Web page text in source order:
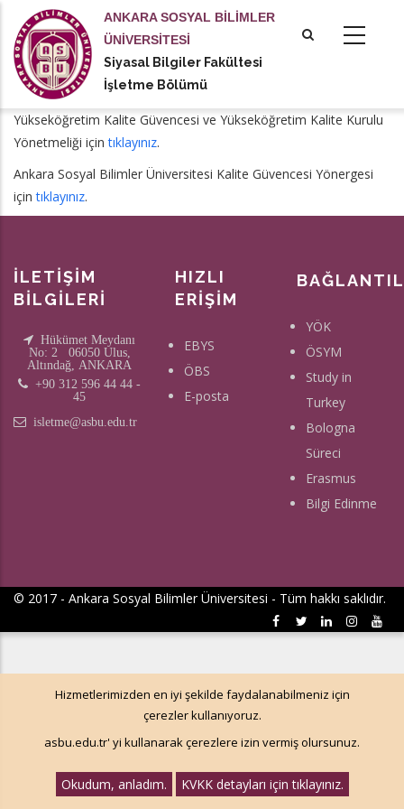
içeriğe
atla
ANKARA SOSYAL BİLİMLER
ÜNİVERSİTESİ
Siyasal Bilgiler Fakültesi
İşletme Bölümü
actions
Yükseköğretim Kalite Güvencesi ve Yükseköğretim Kalite Kurulu
Yönetmeliği içintıklayınız.
Ankara Sosyal Bilimler Üniversitesi Kalite Güvencesi Yönergesi
içintıklayınız.
İLETİŞİM
BİLGİLERİ
Hükümet Meydanı
No: 2 06050 Ulus,
Altındağ, ANKARA
+90 312 596 44 44 -
45
isletme@asbu.edu.tr
HIZLI
ERİŞİM
EBYS
ÖBS
E-posta
YÖK
ÖSYM
Study in
Turkey
Bologna
Süreci
Erasmus
Bilgi Edinme
© 2017 - Ankara Sosyal Bilimler Üniversitesi - Tüm hakkı saklıdır.
Hizmetlerimizden en iyi şekilde faydalanabilmeniz için
çerezler kullanıyoruz.
asbu.edu.tr' yi kullanarak çerezlere izin vermiş olursunuz.
Okudum, anladım. KVKK detayları için tıklayınız.